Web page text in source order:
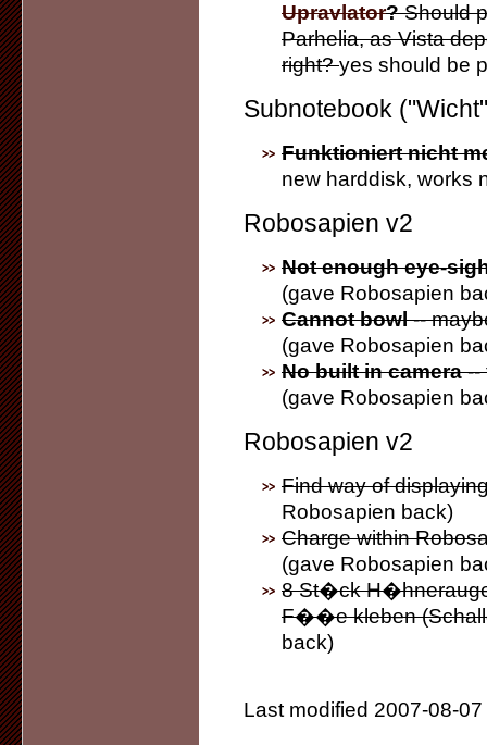
Upravlator?Should
Parhelia, as Vista
right?yes should be
Subnotebook
Funktioniert nicht
new harddisk, works
Robosapien v2
Not enough eye-
(gave Robosapien
Cannot bowl--
(gave Robosapien
No built in camera--
(gave Robosapien
Robosapien v2
Find way of
Robosapien back)
Charge within
(gave Robosapien
8 St�ck
F��e kleben
back)
Last modified 2007-08-